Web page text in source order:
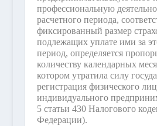
профессиональную
расчетного периода,
фиксированный размер
подлежащих уплате ими за
период, определяется
количеству календарных
котором утратила силу
регистрация физического
индивидуального
5 статьи 430 Налогового
Федерации).